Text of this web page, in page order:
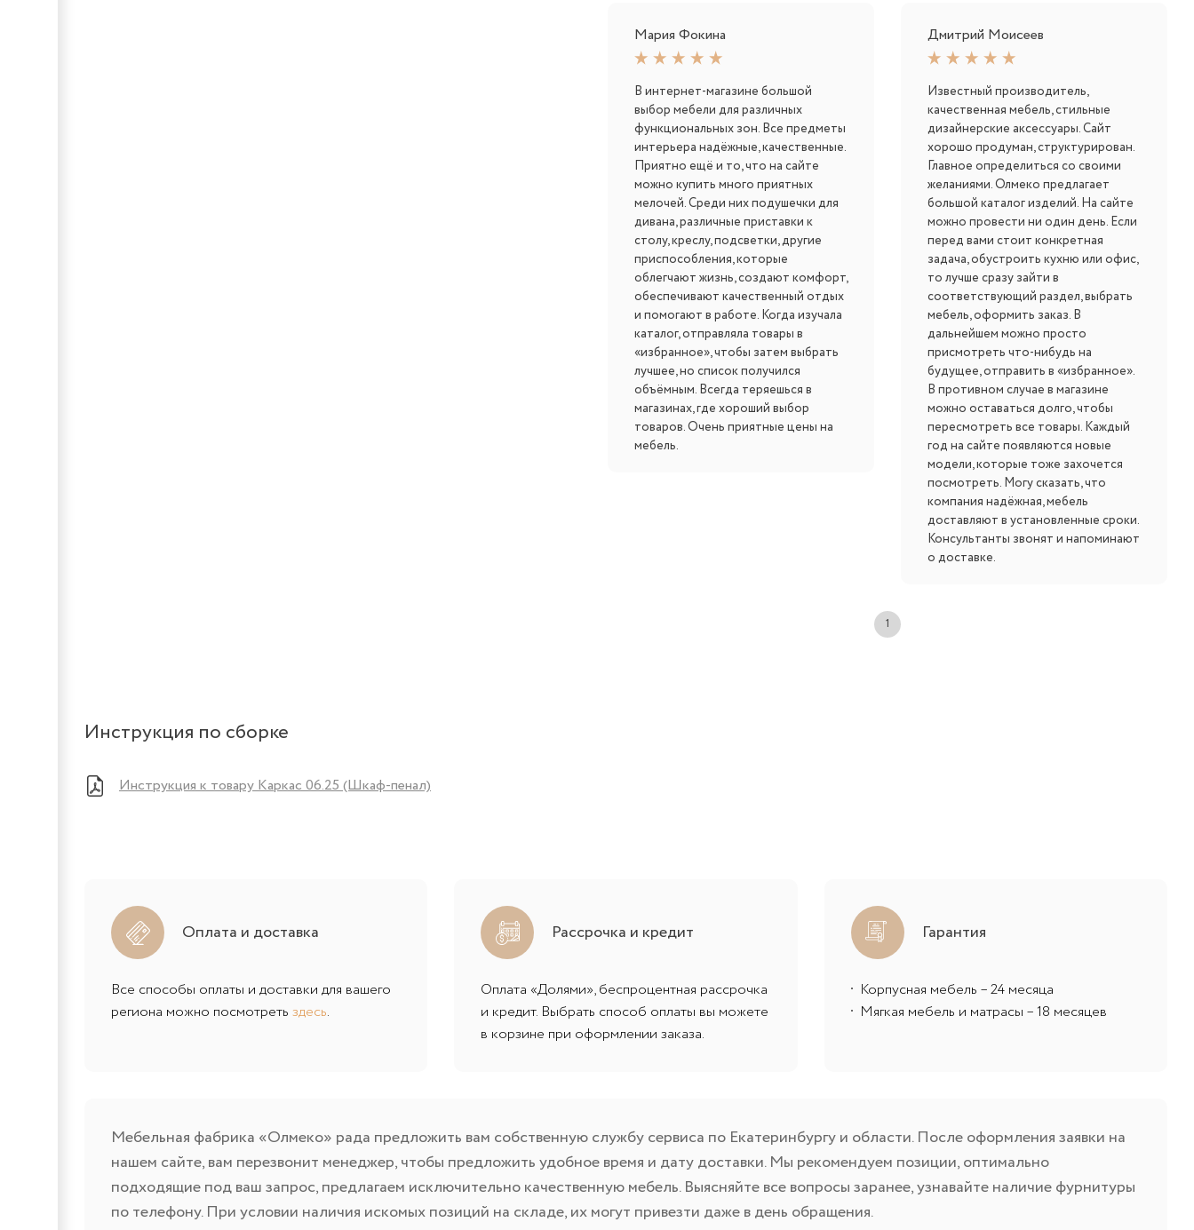
Мария Фокина
В интернет-магазине большой
выбор мебели для различных
функциональных зон. Все предметы
интерьера надёжные, качественные.
Приятно ещё и то, что на сайте
можно купить много приятных
мелочей. Среди них подушечки для
дивана, различные приставки к
столу, креслу, подсветки, другие
приспособления, которые
облегчают жизнь, создают комфорт,
обеспечивают качественный отдых
и помогают в работе. Когда изучала
каталог, отправляла товары в
«избранное», чтобы затем выбрать
лучшее, но список получился
объёмным. Всегда теряешься в
магазинах, где хороший выбор
товаров. Очень приятные цены на
мебель.
Дмитрий Моисеев
Известный производитель,
качественная мебель, стильные
дизайнерские аксессуары. Сайт
хорошо продуман, структурирован.
Главное определиться со своими
желаниями. Олмеко предлагает
большой каталог изделий. На сайте
можно провести ни один день. Если
перед вами стоит конкретная
задача, обустроить кухню или офис,
то лучше сразу зайти в
соответствующий раздел, выбрать
мебель, оформить заказ. В
дальнейшем можно просто
присмотреть что-нибудь на
будущее, отправить в «избранное».
В противном случае в магазине
можно оставаться долго, чтобы
пересмотреть все товары. Каждый
год на сайте появляются новые
модели, которые тоже захочется
посмотреть. Могу сказать, что
компания надёжная, мебель
доставляют в установленные сроки.
Консультанты звонят и напоминают
о доставке.
1
Инструкция по сборке
Инструкция к товару Каркас 06.25 (Шкаф-пенал)
Оплата и доставка
Все способы оплаты и доставки для вашего
региона можно посмотреть здесь.
Рассрочка и кредит
Оплата «Долями», беспроцентная рассрочка
и кредит. Выбрать способ оплаты вы можете
в корзине при оформлении заказа.
Гарантия
Корпусная мебель – 24 месяца
Мягкая мебель и матрасы – 18 месяцев
Мебельная фабрика «Олмеко» рада предложить вам собственную службу сервиса по Екатеринбургу и области. После оформления заявки на
нашем сайте, вам перезвонит менеджер, чтобы предложить удобное время и дату доставки. Мы рекомендуем позиции, оптимально
подходящие под ваш запрос, предлагаем исключительно качественную мебель. Выясняйте все вопросы заранее, узнавайте наличие фурнитуры
по телефону. При условии наличия искомых позиций на складе, их могут привезти даже в день обращения.